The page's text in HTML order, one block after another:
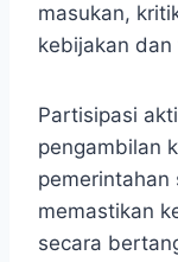
masukan,
kebijakan
Partisipasi
pengambilan
pemerintahan
memastikan
secara